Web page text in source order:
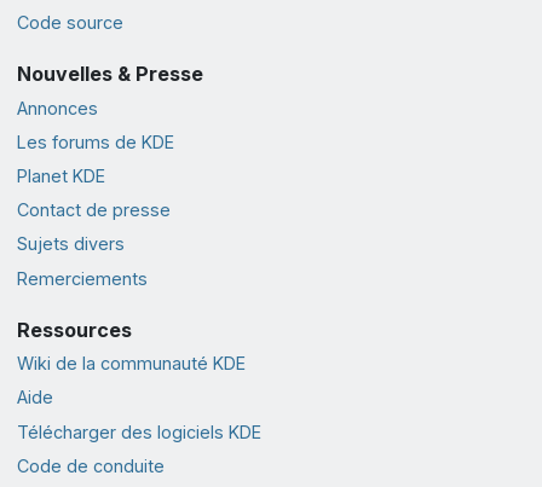
Code source
Nouvelles & Presse
Annonces
Les forums de KDE
Planet KDE
Contact de presse
Sujets divers
Remerciements
Ressources
Wiki de la communauté KDE
Aide
Télécharger des logiciels KDE
Code de conduite